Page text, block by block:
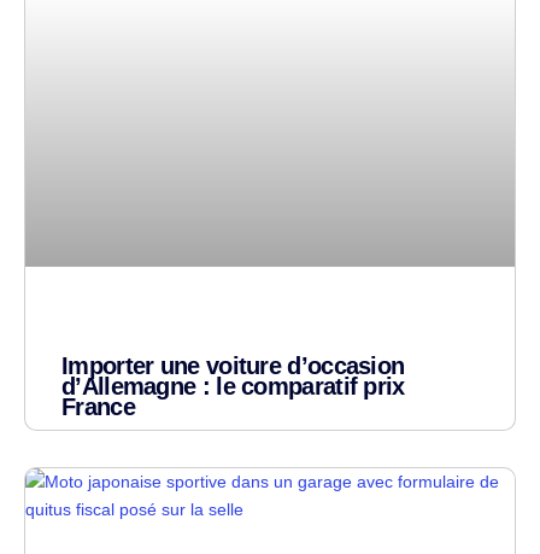
Importer une voiture d’occasion
d’Allemagne : le comparatif prix
France